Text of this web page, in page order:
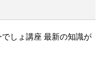
しょ講座 最新の知識が